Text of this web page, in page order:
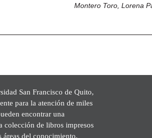
Montero Toro, Lorena
San Francisco de Quito,
para la atención de miles
encontrar una
colección de libros impresos
áreas del conocimiento,